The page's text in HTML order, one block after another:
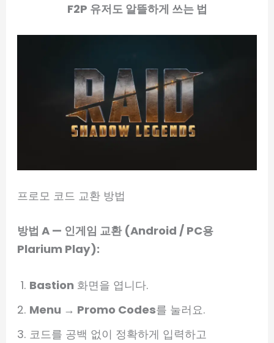
F2P 유저도 알뜰하게 쓰는 법
프로모 코드 교환 방법
방법 A — 인게임 교환 (Android / PC용
Plarium Play):
Bastion 화면을 엽니다.
Menu → Promo Codes를 눌러요.
코드를 공백 없이 정확하게 입력하고